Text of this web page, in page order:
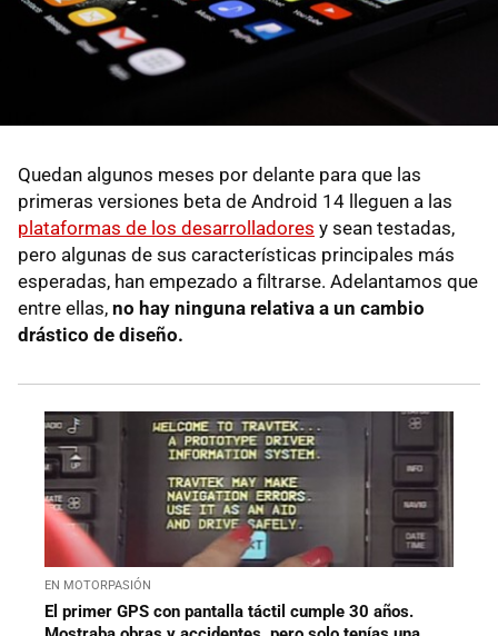
Quedan algunos meses por delante para que las
primeras versiones beta de Android 14 lleguen a las
plataformas de los desarrolladores y sean testadas,
pero algunas de sus características principales más
esperadas, han empezado a filtrarse. Adelantamos que
entre ellas, no hay ninguna relativa a un cambio
drástico de diseño.
EN MOTORPASIÓN
El primer GPS con pantalla táctil cumple 30 años.